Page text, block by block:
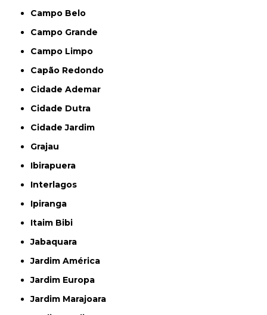
Campo Belo
Campo Grande
Campo Limpo
Capão Redondo
Cidade Ademar
Cidade Dutra
Cidade Jardim
Grajau
Ibirapuera
Interlagos
Ipiranga
Itaim Bibi
Jabaquara
Jardim América
Jardim Europa
Jardim Marajoara